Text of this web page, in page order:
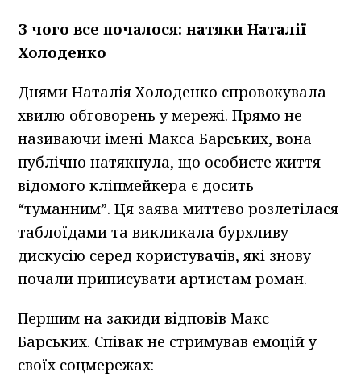
З чого все почалося: натяки Наталії
Холоденко
Днями Наталія Холоденко спровокувала
хвилю обговорень у мережі. Прямо не
називаючи імені Макса Барських, вона
публічно натякнула, що особисте життя
відомого кліпмейкера є досить
“туманним”. Ця заява миттєво розлетілася
таблоїдами та викликала бурхливу
дискусію серед користувачів, які знову
почали приписувати артистам роман.
Першим на закиди відповів Макс
Барських. Співак не стримував емоцій у
своїх соцмережах: